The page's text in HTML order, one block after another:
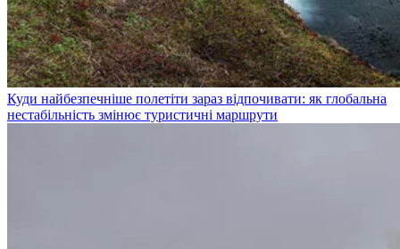
Куди найбезпечніше полетіти зараз відпочивати: як глобальна
нестабільність змінює туристичні маршрути